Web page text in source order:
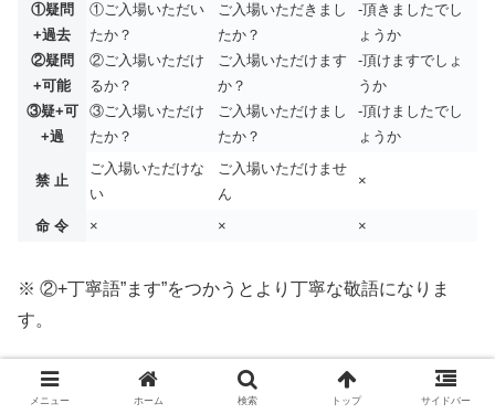
①疑問
+過去
②疑問
+可能
③疑+可
+過
①ご入場いただい
たか？
②ご入場いただけ
るか？
③ご入場いただけ
たか？
ご入場いただきまし
たか？
ご入場いただけます
か？
ご入場いただけまし
たか？
-頂きましたでし
ょうか
-頂けますでしょ
うか
-頂けましたでし
ょうか
禁 止
ご入場いただけな
い
ご入場いただけませ
ん
×
命 令 × × ×
※ ②+丁寧語”ます”をつかうとより丁寧な敬語になりま
す。
※ 「頂く」「いただく」は漢字でも平仮名でもOK
メニュー ホーム 検索 トップ サイドバー